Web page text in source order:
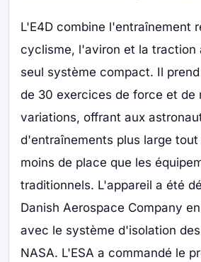
L'E4D combine l'entraînement
cyclisme, l'aviron et la traction
seul système compact. Il
de 30 exercices de force et de
variations, offrant aux
d'entraînements plus large tout
moins de place que les
traditionnels. L'appareil a été
Danish Aerospace Company
avec le système d'isolation
NASA. L'ESA a commandé le